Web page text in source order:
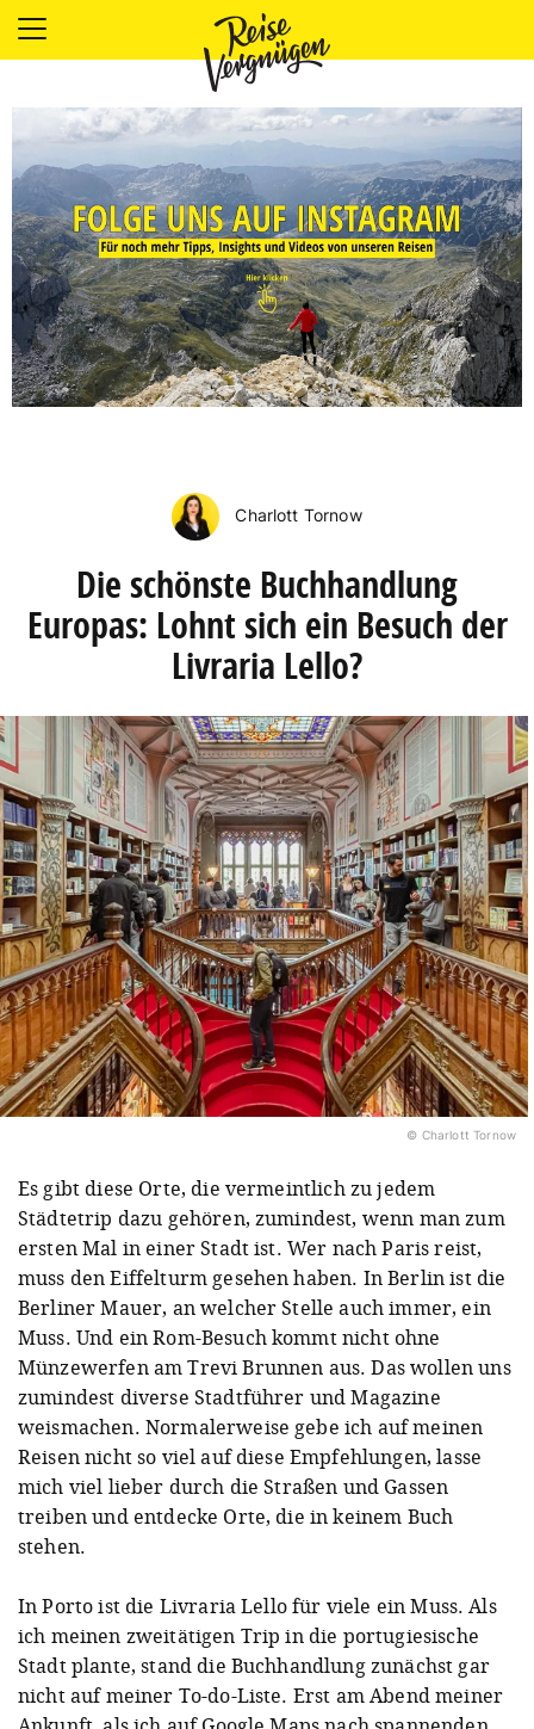
LÄNDER
UNTERKÜNFTE
FOOD
PLANUNG
OUTDOOR
Charlott Tornow
Die schönste Buchhandlung
Europas: Lohnt sich ein Besuch der
Livraria Lello?
© Charlott Tornow
Es gibt diese Orte, die vermeintlich zu jedem
Städtetrip dazu gehören, zumindest, wenn man zum
ersten Mal in einer Stadt ist. Wer nach Paris reist,
muss den Eiffelturm gesehen haben. In Berlin ist die
Berliner Mauer, an welcher Stelle auch immer, ein
Muss. Und ein Rom-Besuch kommt nicht ohne
Münzewerfen am Trevi Brunnen aus. Das wollen uns
zumindest diverse Stadtführer und Magazine
weismachen. Normalerweise gebe ich auf meinen
Reisen nicht so viel auf diese Empfehlungen, lasse
mich viel lieber durch die Straßen und Gassen
treiben und entdecke Orte, die in keinem Buch
stehen.
In Porto ist die Livraria Lello für viele ein Muss. Als
ich meinen zweitätigen Trip in die portugiesische
Stadt plante, stand die Buchhandlung zunächst gar
nicht auf meiner To-do-Liste. Erst am Abend meiner